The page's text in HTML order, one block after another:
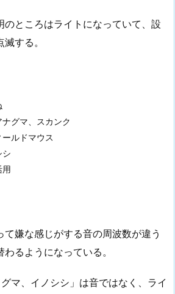
のところはライトになっていて、設
する。
グマ、スカンク
ルドマウス
シ
用
て嫌な感じがする音の周波数が違う
るようになっている。
マ、イノシシ」は音ではなく、ライ